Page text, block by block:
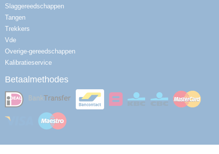
Slaggereedschappen
Tangen
Trekkers
Vde
Overige-gereedschappen
Kalibratieservice
Betaalmethodes